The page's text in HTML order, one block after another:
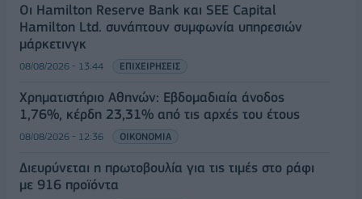
Οι Hamilton Reserve Bank και SEE Capital
Hamilton Ltd. συνάπτουν συμφωνία υπηρεσιών
μάρκετινγκ
08/08/2026 - 13:44 ΕΠΙΧΕΙΡΗΣΕΙΣ
Χρηματιστήριο Αθηνών: Εβδομαδιαία άνοδος
1,76%, κέρδη 23,31% από τις αρχές του έτους
08/08/2026 - 12:36 ΟΙΚΟΝΟΜΙΑ
Διευρύνεται η πρωτοβουλία για τις τιμές στο ράφι
με 916 προϊόντα